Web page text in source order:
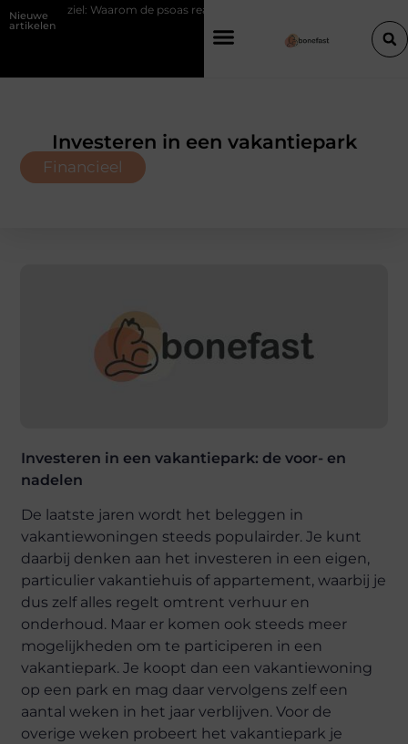
Nieuwe
artikelen
Waarom de psoas reageert op spanning
Investeren in een vakantiepark
Financieel
Investeren in een vakantiepark: de voor- en
nadelen
De laatste jaren wordt het beleggen in
vakantiewoningen steeds populairder. Je kunt
daarbij denken aan het investeren in een eigen,
particulier vakantiehuis of appartement, waarbij je
dus zelf alles regelt omtrent verhuur en
onderhoud. Maar er komen ook steeds meer
mogelijkheden om te participeren in een
vakantiepark. Je koopt dan een vakantiewoning
op een park en mag daar vervolgens zelf een
aantal weken in het jaar verblijven. Voor de
overige weken probeert het vakantiepark je